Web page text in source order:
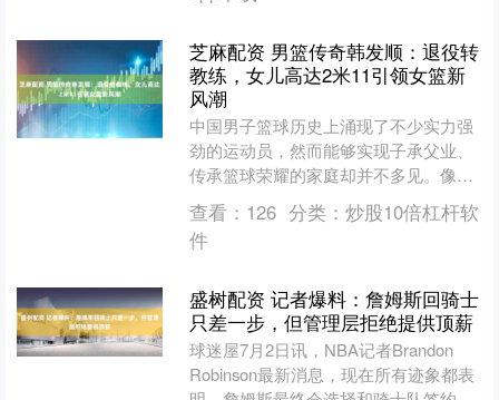
芝麻配资 男篮传奇韩发顺：退役转
教练，女儿高达2米11引领女篮新
风潮
中国男子篮球历史上涌现了不少实力强
劲的运动员，然而能够实现子承父业、
传承篮球荣耀的家庭却并不多见。像王
治郅、巴特尔、李楠等名宿的子女虽然
拥有顶尖的篮球天赋，但在....
查看： 126 分类： 炒股10倍杠杆软
件
盛树配资 记者爆料：詹姆斯回骑士
只差一步，但管理层拒绝提供顶薪
球迷屋7月2日讯，NBA记者Brandon
Robinson最新消息，现在所有迹象都表